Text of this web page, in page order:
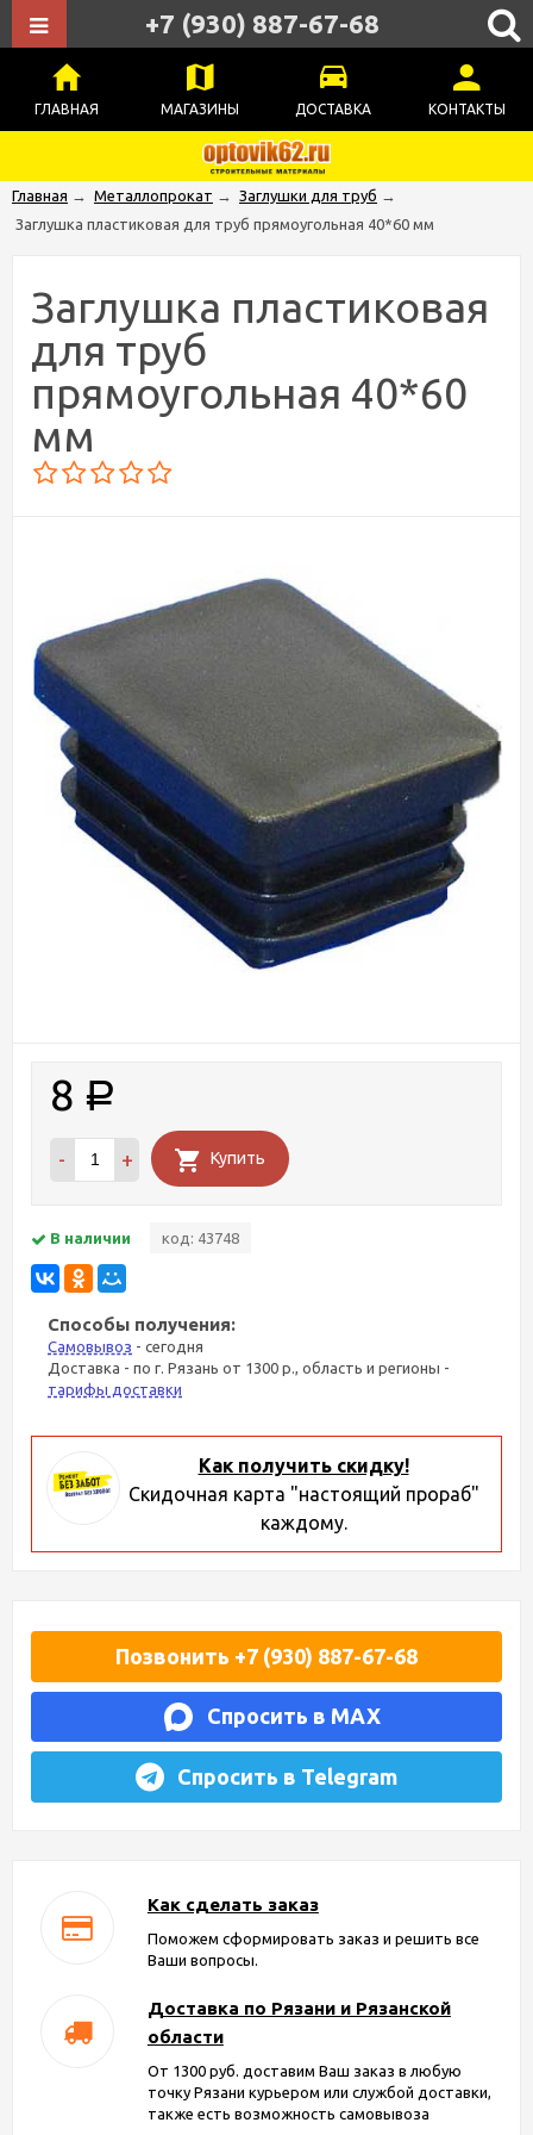
ГЛАВНАЯ МАГАЗИНЫ ДОСТАВКА КОНТАКТЫ
+7 (930) 887-67-68
Главная → Металлопрокат → Заглушки для труб →
Заглушка пластиковая для труб прямоугольная 40*60 мм
Заглушка пластиковая
для труб
прямоугольная 40*60
мм
8 Р
- + Купить
В наличии код: 43748
Способы получения:
Самовывоз - сегодня
Доставка - по г. Рязань от 1300 р., область и регионы -
тарифы доставки
Как получить скидку!
Скидочная карта "настоящий прораб"
каждому.
Позвонить +7 (930) 887-67-68
Спросить в MAX
Спросить в Telegram
Как сделать заказ
Поможем сформировать заказ и решить все
Ваши вопросы.
Доставка по Рязани и Рязанской
области
От 1300 руб. доставим Ваш заказ в любую
точку Рязани курьером или службой доставки,
также есть возможность самовывоза